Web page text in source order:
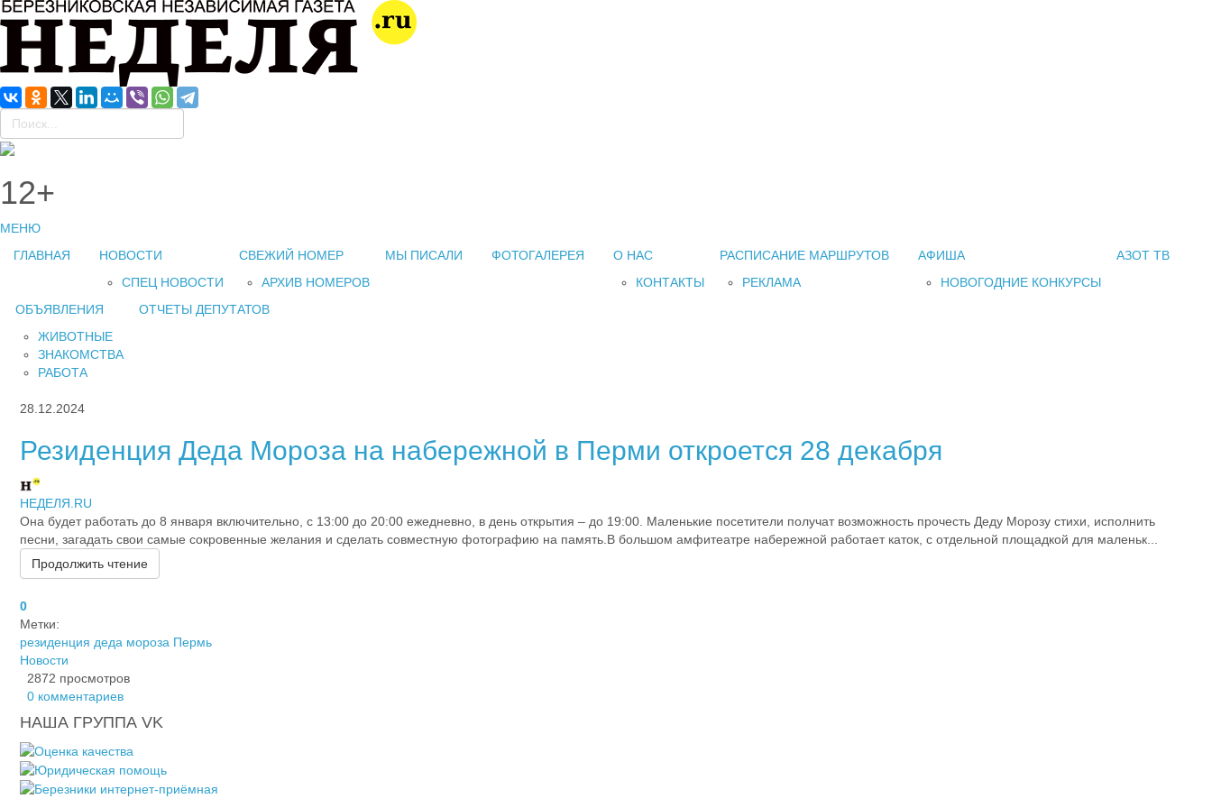
12+
МЕНЮ
ГЛАВНАЯ
НОВОСТИ
СПЕЦ НОВОСТИ
СВЕЖИЙ НОМЕР
АРХИВ НОМЕРОВ
МЫ ПИСАЛИ ФОТОГАЛЕРЕЯ
О НАС
КОНТАКТЫ
РАСПИСАНИЕ МАРШРУТОВ
РЕКЛАМА
АФИША
НОВОГОДНИЕ КОНКУРСЫ
АЗОТ ТВ
ОБЪЯВЛЕНИЯ
ЖИВОТНЫЕ
ЗНАКОМСТВА
РАБОТА
ОТЧЕТЫ ДЕПУТАТОВ
28.12.2024
Резиденция Деда Мороза на набережной в Перми откроется 28 декабря
НЕДЕЛЯ.RU
Она будет работать до 8 января включительно, с 13:00 до 20:00 ежедневно, в день открытия – до 19:00. Маленькие посетители получат возможность прочесть Деду Морозу стихи, исполнить
песни, загадать свои самые сокровенные желания и сделать совместную фотографию на память.В большом амфитеатре набережной работает каток, с отдельной площадкой для маленьк...
Продолжить чтение
0
Метки:
резиденция деда мороза Пермь
Новости
2872 просмотров
0 комментариев
НАША ГРУППА VK